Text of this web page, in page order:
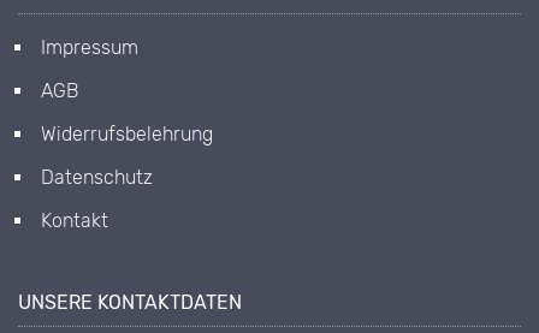
Impressum
AGB
Widerrufsbelehrung
Datenschutz
Kontakt
UNSERE KONTAKTDATEN